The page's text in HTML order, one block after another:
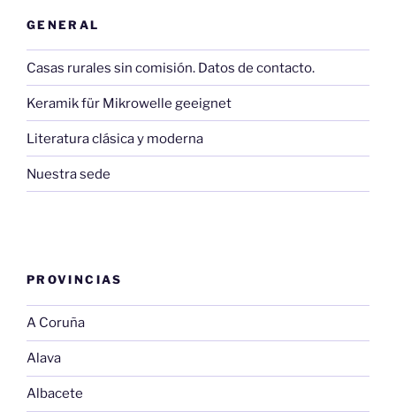
GENERAL
Casas rurales sin comisión. Datos de contacto.
Keramik für Mikrowelle geeignet
Literatura clásica y moderna
Nuestra sede
PROVINCIAS
A Coruña
Alava
Albacete